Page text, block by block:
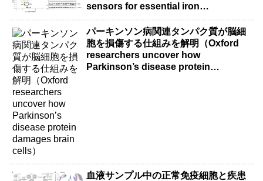
sensors for essential iron
パーキンソン病関連タンパク質が脳細
胞を損傷する仕組みを解明（Oxford
researchers uncover how
Parkinson’s disease protein
血液サンプル中の正常免疫細胞と疾患